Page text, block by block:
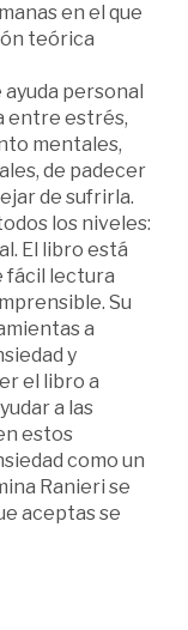
en el que
teórica
personal
entre estrés,
mentales,
de padecer
de sufrirla.
los niveles:
El libro está
fácil lectura
Su
a
y
el libro a
a las
estos
como un
Ranieri se
aceptas se